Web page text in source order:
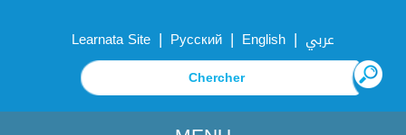
Learnata Site | Русский | English | عربي